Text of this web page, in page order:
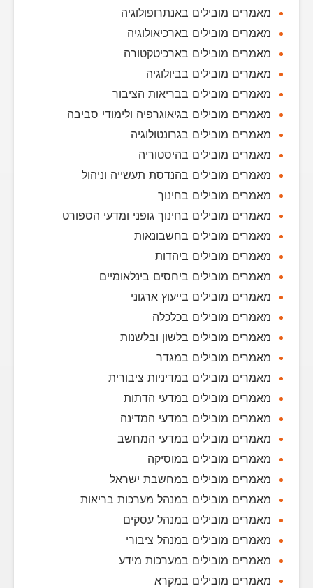
מאמרים מובילים באנתרופולוגיה
מאמרים מובילים בארכיאולוגיה
מאמרים מובילים בארכיטקטורה
מאמרים מובילים בביולוגיה
מאמרים מובילים בבריאות הציבור
מאמרים מובילים בגיאוגרפיה ולימודי סביבה
מאמרים מובילים בגרונטולוגיה
מאמרים מובילים בהיסטוריה
מאמרים מובילים בהנדסת תעשייה וניהול
מאמרים מובילים בחינוך
מאמרים מובילים בחינוך גופני ומדעי הספורט
מאמרים מובילים בחשבונאות
מאמרים מובילים ביהדות
מאמרים מובילים ביחסים בינלאומיים
מאמרים מובילים בייעוץ ארגוני
מאמרים מובילים בכלכלה
מאמרים מובילים בלשון ובלשנות
מאמרים מובילים במגדר
מאמרים מובילים במדיניות ציבורית
מאמרים מובילים במדעי הדתות
מאמרים מובילים במדעי המדינה
מאמרים מובילים במדעי המחשב
מאמרים מובילים במוסיקה
מאמרים מובילים במחשבת ישראל
מאמרים מובילים במנהל מערכות בריאות
מאמרים מובילים במנהל עסקים
מאמרים מובילים במנהל ציבורי
מאמרים מובילים במערכות מידע
מאמרים מובילים במקרא